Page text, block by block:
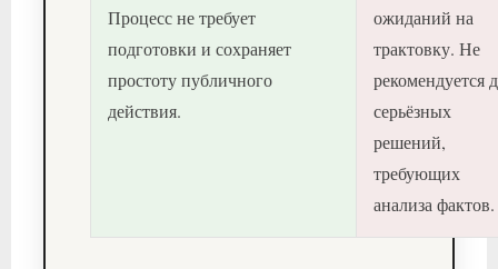
Процесс не требует
подготовки и сохраняет
простоту публичного
действия.
ожиданий на
трактовку. Не
рекомендуется
серьёзных
решений,
требующих
анализа фактов.